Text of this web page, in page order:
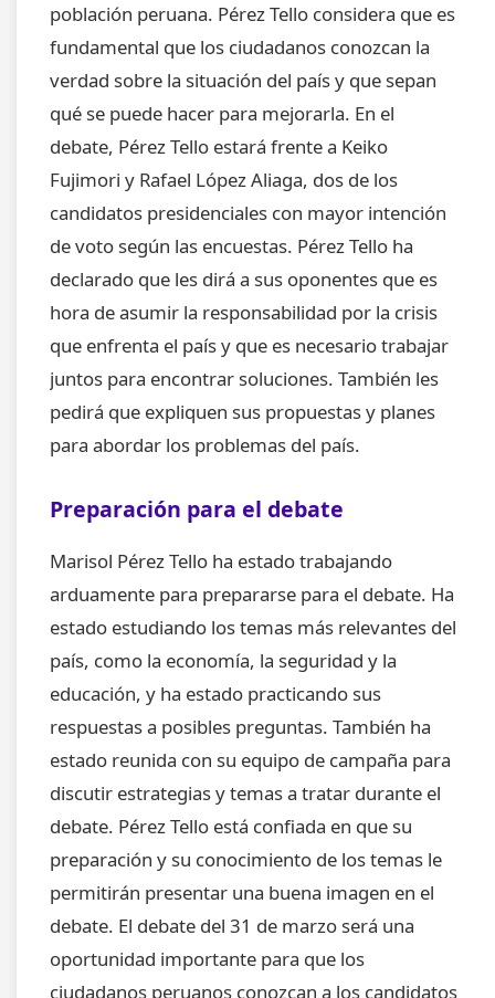
población peruana. Pérez Tello considera que es
fundamental que los ciudadanos conozcan la
verdad sobre la situación del país y que sepan
qué se puede hacer para mejorarla. En el
debate, Pérez Tello estará frente a Keiko
Fujimori y Rafael López Aliaga, dos de los
candidatos presidenciales con mayor intención
de voto según las encuestas. Pérez Tello ha
declarado que les dirá a sus oponentes que es
hora de asumir la responsabilidad por la crisis
que enfrenta el país y que es necesario trabajar
juntos para encontrar soluciones. También les
pedirá que expliquen sus propuestas y planes
para abordar los problemas del país.
Preparación para el debate
Marisol Pérez Tello ha estado trabajando
arduamente para prepararse para el debate. Ha
estado estudiando los temas más relevantes del
país, como la economía, la seguridad y la
educación, y ha estado practicando sus
respuestas a posibles preguntas. También ha
estado reunida con su equipo de campaña para
discutir estrategias y temas a tratar durante el
debate. Pérez Tello está confiada en que su
preparación y su conocimiento de los temas le
permitirán presentar una buena imagen en el
debate. El debate del 31 de marzo será una
oportunidad importante para que los
ciudadanos peruanos conozcan a los candidatos